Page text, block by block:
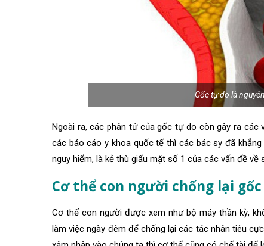
Gốc tự do là
Ngoài ra, các phân tử của gốc tự do còn gây ra các
các báo cáo y khoa quốc tế thì các bác sy đã
nguy hiểm, là kẻ thù giấu mặt số 1 của các vấn đề về
Cơ thể con người chống lại
Cơ thể con người được xem như bộ máy thần kỳ,
làm việc ngày đêm để chống lại các tác nhân tiêu